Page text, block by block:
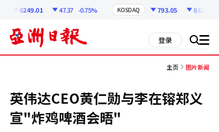
6249.01 47.37 -0.75% KOSDAQ 793.05 8.62
登录 搜 all
主页 图片新闻
英伟达CEO黄仁勋与李在镕郑义
宣"炸鸡啤酒会晤"